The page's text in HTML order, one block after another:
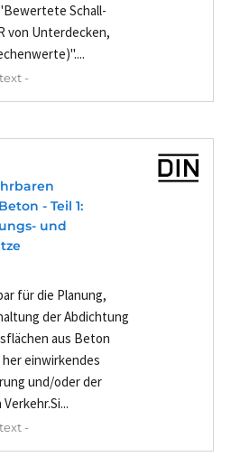
Schall-
von Unterdecken,
-
- Teil 1:
und
für die Planung,
der Abdichtung
aus Beton
einwirkendes
und/oder der
-